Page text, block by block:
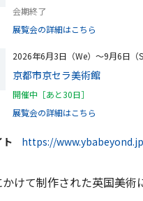
会期終了
展覧会の詳細はこちら
2026年6月3日（We）〜9月6日（
京都市京セラ美術館
開催中［あと30日］
展覧会の詳細はこちら
https://
けて制作された英国美術